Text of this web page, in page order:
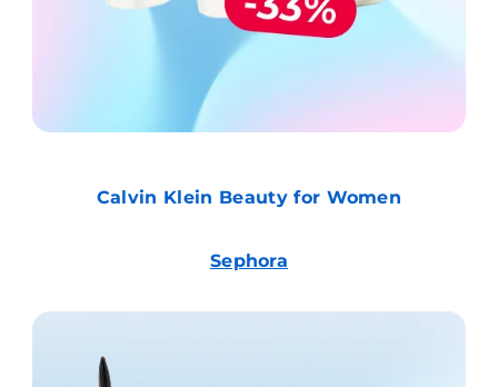
Calvin Klein Beauty for Women
Sephora